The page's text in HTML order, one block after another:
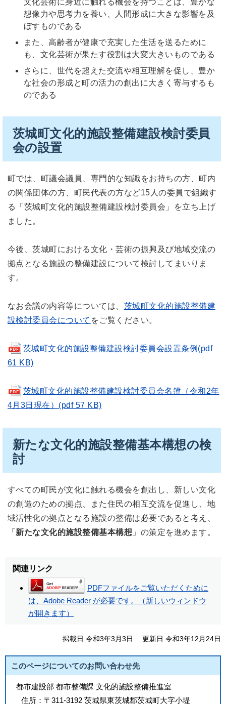
想像力や思考力を養い、人間形成に大きな影響を及
ぼすものである
また、高齢者が健康で充実した生活を送るために
も、文化芸術が果たす役割は大変大きいものである
さらに、世代を超えた交流や相互理解を促し、豊か
な社会の形成と町の活力の創出に大きく寄与するも
のである
茨城町文化的施設整備建設検討委員
会の設置
町では、町議会議員、専門的な知識をお持ちの方、町内
の関係団体の方、町民代表の方など15人の委員で組織す
る「茨城町文化的施設整備建設検討委員会」を立ち上げ
ました。
今後、茨城町における文化・芸術の振興及び地域交流の
拠点となる施設の整備建設について検討してまいりま
す。
なお会議の内容等については、 茨城町文化的施設整備建
設検討委員会について をご覧ください。
茨城町文化的施設整備建設検討委員会設置条例(pdf
61 KB)
茨城町文化的施設整備建設検討委員会名簿（令和2年
4月3日現在）(pdf 57 KB)
新たな文化的施設整備基本構想の検
討
すべての町民が文化に触れる機会を創出し、新しい文化
の創造のための拠点、また住民の相互交流を促進し、地
域活性化の拠点となる施設の整備は必要であると考え、
「 新たな文化的施設整備基本構想 」の策定を進めます。
関連リンク
PDFファイルをご覧いただくために
は、Adobe Reader が必要です。（新しいウィンドウ
が開きます）
掲載日 令和3年3月3日 更新日 令和3年12月24日
このページについてのお問い合わせ先
都市建設部 都市整備課 文化的施設整備推進室
住所： 〒311-3192 茨城県東茨城郡茨城町大字小堤